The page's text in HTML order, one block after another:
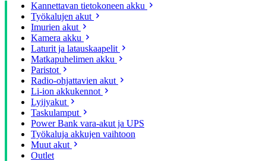
Kannettavan tietokoneen akku
Työkalujen akut
Imurien akut
Kamera akku
Laturit ja latauskaapelit
Matkapuhelimen akku
Paristot
Radio-ohjattavien akut
Li-ion akkukennot
Lyijyakut
Taskulamput
Power Bank vara-akut ja UPS
Työkaluja akkujen vaihtoon
Muut akut
Outlet